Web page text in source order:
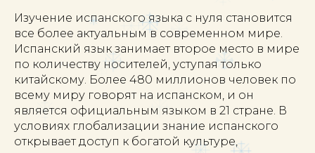
Изучение испанского языка с нуля становится
все более актуальным в современном мире.
Испанский язык занимает второе место в мире
по количеству носителей, уступая только
китайскому. Более 480 миллионов человек по
всему миру говорят на испанском, и он
является официальным языком в 21 стране. В
условиях глобализации знание испанского
открывает доступ к богатой культуре,